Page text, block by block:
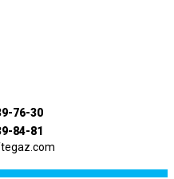
76-30
84-81